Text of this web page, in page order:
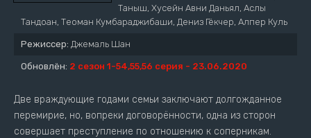
Таныш, Хусейн Авни Даньял, Аслы
Тандоан, Теоман Кумбараджибаши, Дениз Гёкчер, Алпер Куль
Режиссер: Джемаль Шан
Обновлён: 2 сезон 1-54,55,56 серия - 23.06.2020
Две враждующие годами семьи заключают долгожданное
перемирие, но, вопреки договорённости, одна из сторон
совершает преступление по отношению к соперникам.